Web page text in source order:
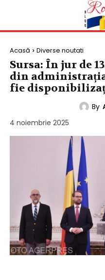
Acasă Diverse noutati
Sursa: În jur de
din
fie
By
4 noiembrie 2025